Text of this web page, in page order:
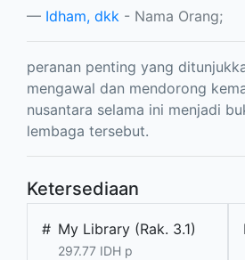
Idham, dkk - Nama Orang;
peranan penting yang
mengawal dan mendorong
nusantara selama ini menjadi
lembaga tersebut.
Ketersediaan
# My Library (Rak. 3.1)
297.77 IDH p